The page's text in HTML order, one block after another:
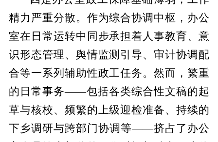
精力严重分散。作为综合协调中枢，办公
室在日常运转中同步承担着人事教育、意
识形态管理、舆情监测引导、审计协调配
合等一系列辅助性政工任务。然而，繁重
的日常事务——包括各类综合性文稿的起
草与核校、频繁的上级迎检准备、持续的
下乡调研与跨部门协调等——挤占了办公